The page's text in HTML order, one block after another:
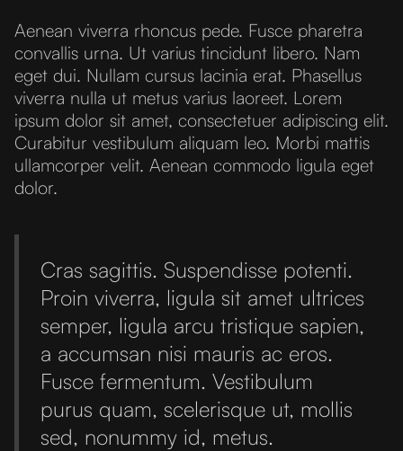
Aenean viverra rhoncus pede. Fusce pharetra
convallis urna. Ut varius tincidunt libero. Nam
eget dui. Nullam cursus lacinia erat. Phasellus
viverra nulla ut metus varius laoreet. Lorem
ipsum dolor sit amet, consectetuer adipiscing elit.
Curabitur vestibulum aliquam leo. Morbi mattis
ullamcorper velit. Aenean commodo ligula eget
dolor.
Cras sagittis. Suspendisse potenti.
Proin viverra, ligula sit amet ultrices
semper, ligula arcu tristique sapien,
a accumsan nisi mauris ac eros.
Fusce fermentum. Vestibulum
purus quam, scelerisque ut, mollis
sed, nonummy id, metus.